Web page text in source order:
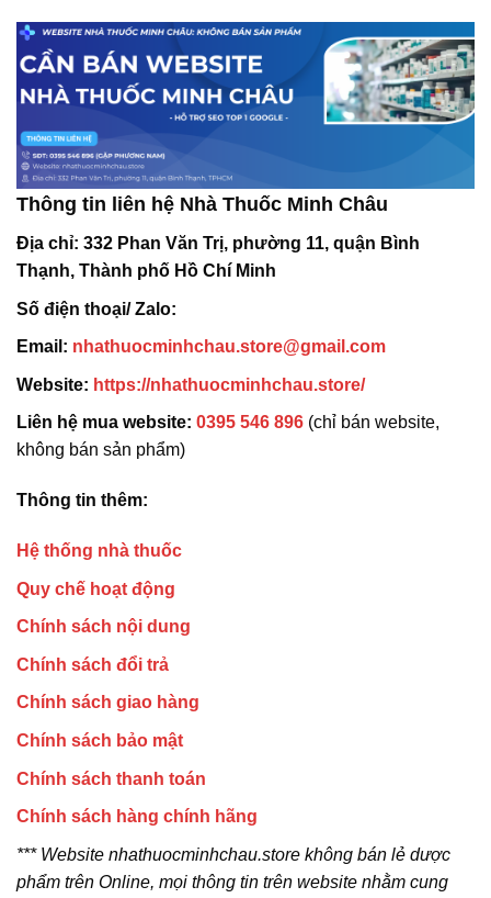
Thông tin liên hệ Nhà Thuốc Minh Châu
Địa chỉ: 332 Phan Văn Trị, phường 11, quận Bình
Thạnh, Thành phố Hồ Chí Minh
Số điện thoại/ Zalo:
Email: nhathuocminhchau.store@gmail.com
Website: https://nhathuocminhchau.store/
Liên hệ mua website: 0395 546 896 (chỉ bán website,
không bán sản phẩm)
Thông tin thêm:
Hệ thống nhà thuốc
Quy chế hoạt động
Chính sách nội dung
Chính sách đổi trả
Chính sách giao hàng
Chính sách bảo mật
Chính sách thanh toán
Chính sách hàng chính hãng
*** Website nhathuocminhchau.store không bán lẻ dược
phẩm trên Online, mọi thông tin trên website nhằm cung